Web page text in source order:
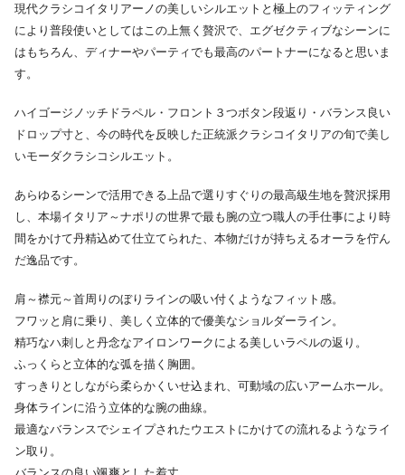
現代クラシコイタリアーノの美しいシルエットと極上のフィッティング
により普段使いとしてはこの上無く贅沢で、エグゼクティブなシーンに
はもちろん、ディナーやパーティでも最高のパートナーになると思いま
す。
ハイゴージノッチドラペル・フロント３つボタン段返り・バランス良い
ドロップ寸と、今の時代を反映した正統派クラシコイタリアの旬で美し
いモーダクラシコシルエット。
あらゆるシーンで活用できる上品で選りすぐりの最高級生地を贅沢採用
し、本場イタリア～ナポリの世界で最も腕の立つ職人の手仕事により時
間をかけて丹精込めて仕立てられた、本物だけが持ちえるオーラを佇ん
だ逸品です。
肩～襟元～首周りのぼりラインの吸い付くようなフィット感。
フワッと肩に乗り、美しく立体的で優美なショルダーライン。
精巧なハ刺しと丹念なアイロンワークによる美しいラペルの返り。
ふっくらと立体的な弧を描く胸囲。
すっきりとしながら柔らかくいせ込まれ、可動域の広いアームホール。
身体ラインに沿う立体的な腕の曲線。
最適なバランスでシェイプされたウエストにかけての流れるようなライ
ン取り。